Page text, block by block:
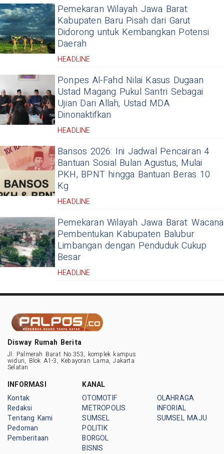
Pemekaran Wilayah Jawa Barat:
Kabupaten Baru Pisah dari Garut
Didorong untuk Kembangkan Potensi
Daerah
HEADLINE
Ponpes Al-Fahd Nilai Kasus Dugaan
Ustad Magang Pukul Santri Sebagai
Ujian Dari Allah, Ustad MDA
Dinonaktifkan
HEADLINE
Bansos 2026: Ini Jadwal Pencairan 4
Bantuan Sosial Bulan Agustus, Mulai
PKH, BPNT hingga Bantuan Beras 10
Kg
HEADLINE
Pemekaran Wilayah Jawa Barat: Wacana
Pembentukan Kabupaten Balubur
Limbangan dengan Penduduk Cukup
Besar
HEADLINE
Disway Rumah Berita
Jl. Palmerah Barat No.353, komplek kampus
widuri, Blok A1-3, Kebayoran Lama, Jakarta
Selatan
INFORMASI
Kontak
Redaksi
Tentang Kami
Pedoman
Pemberitaan
KANAL
OTOMOTIF
METROPOLIS
SUMSEL
POLITIK
BORGOL
BISNIS
OLAHRAGA
INFORIAL
SUMSEL MAJU